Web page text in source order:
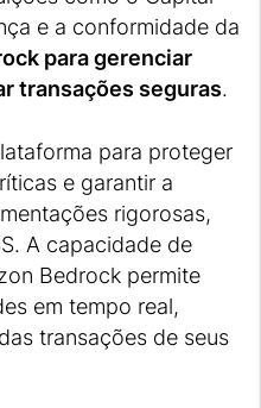
e a conformidade da
para gerenciar
transações seguras.
para proteger
e garantir a
rigorosas,
A capacidade de
Bedrock permite
em tempo real,
transações de seus